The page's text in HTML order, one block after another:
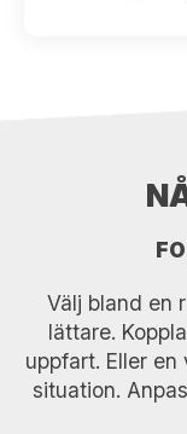
Välj bland en
lättare.
uppfart. Eller
situation.